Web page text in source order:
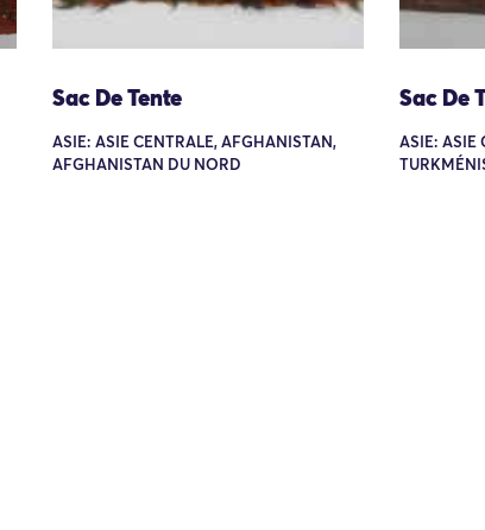
Sac De Tente
ASIE: ASIE CENTRALE, AFGHANISTAN,
AFGHANISTAN DU NORD
Sac De
ASIE: ASIE